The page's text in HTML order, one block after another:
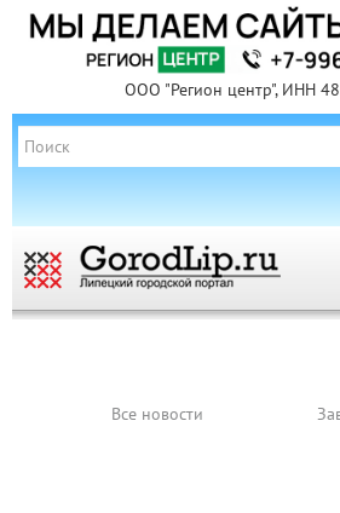
ООО "Регион центр", ИНН
Все новости